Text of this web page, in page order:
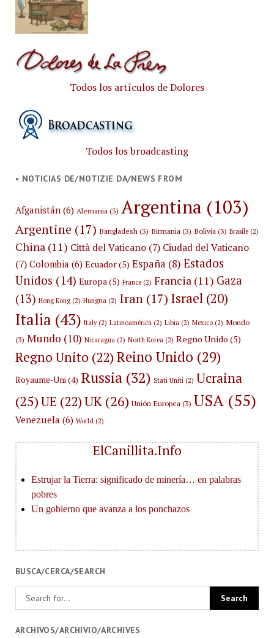
Todos los artículos de Dolores
Todos los broadcasting
• NOTICIAS DE/NOTIZIE DA/NEWS FROM
Afganistán(6) Alemania (3) Argentina (103)
Argentine (17) Bangladesh (3) Birmania (3) Bolivia (3) Brasile(2)
China(11) Città del Vaticano(7) Ciudad del Vaticano
(7) Colombia (6) Ecuador(5) España (8) Estados
Unidos (14) Europa(5) France(2) Francia(11) Gaza
(13) Hong Kong(2) Hungria(2) Iran(17) Israel(20)
Italia (43) Italy(2) Latinoamérica(2) Libia(2) Mexico(2) Mondo
(3) Mundo (10) Nicaragua(2) North Korea(2) Regno Unido (5)
Regno Unito (22) Reino Unido (29)
Royaume-Uni(4) Russia(32) Stati Uniti(2) Ucraina
(25)UE (22)UK(26) Unión Europea (3) USA(55)
Venezuela (6) World(2)
ElCanillita.Info
BUSCA/CERCA/SEARCH
ARCHIVOS/ARCHIVIO/ARCHIVES